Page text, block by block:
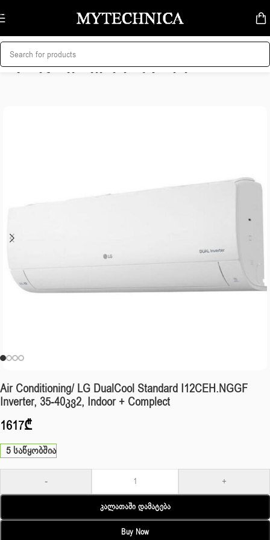
Skip to navigation
Skip to main content
მთავარი/კლიმატური ტექნიკა/კონდიციონერები
Air Conditioning/ LG DualCool Standard I12CEH.NGGF
Inverter, 35-40კვ2, Indoor + Complect
1617₾
5 საწყობშია
- +
Კალათაში Დამატება
Buy Now